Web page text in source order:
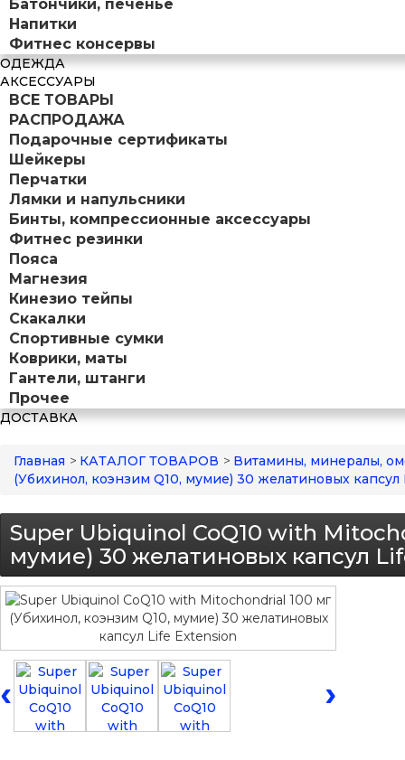
Батончики, печенье
Напитки
Фитнес консервы
ОДЕЖДА
АКСЕССУАРЫ
ВСЕ ТОВАРЫ
РАСПРОДАЖА
Подарочные сертификаты
Шейкеры
Перчатки
Лямки и напульсники
Бинты, компрессионные аксессуары
Фитнес резинки
Пояса
Магнезия
Кинезио тейпы
Скакалки
Спортивные сумки
Коврики, маты
Гантели, штанги
Прочее
ДОСТАВКА
Главная > КАТАЛОГ ТОВАРОВ > Витамины, минералы,
(Убихинол, коэнзим Q10, мумие) 30 желатиновых
Super Ubiquinol CoQ10 with
мумие) 30 желатиновых капсул
‹ ›